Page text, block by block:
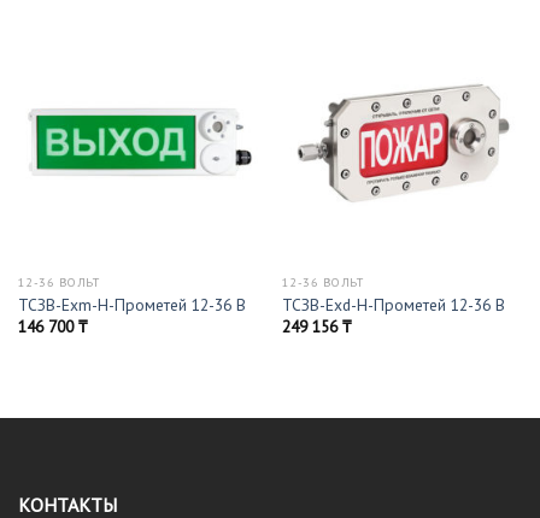
12-36 ВОЛЬТ
ТСЗВ-Exm-Н-Прометей 12-36 В
146 700₸
12-36 ВОЛЬТ
ТСЗВ-Exd-Н-Прометей 12-36 В
249 156₸
КОНТАКТЫ